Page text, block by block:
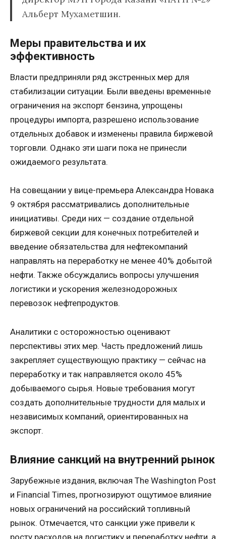
Альберт Мухаметшин.
Меры правительства и их
эффективность
Власти предприняли ряд экстренных мер для
стабилизации ситуации. Были введены временные
ограничения на экспорт бензина, упрощены
процедуры импорта, разрешено использование
отдельных добавок и изменены правила биржевой
торговли. Однако эти шаги пока не принесли
ожидаемого результата.
На совещании у вице-премьера Александра Новака
9 октября рассматривались дополнительные
инициативы. Среди них — создание отдельной
биржевой секции для конечных потребителей и
введение обязательства для нефтекомпаний
направлять на переработку не менее 40% добытой
нефти. Также обсуждались вопросы улучшения
логистики и ускорения железнодорожных
перевозок нефтепродуктов.
Аналитики с осторожностью оценивают
перспективы этих мер. Часть предложений лишь
закрепляет существующую практику — сейчас на
переработку и так направляется около 45%
добываемого сырья. Новые требования могут
создать дополнительные трудности для малых и
независимых компаний, ориентированных на
экспорт.
Влияние санкций на внутренний рынок
Зарубежные издания, включая The Washington Post
и Financial Times, прогнозируют ощутимое влияние
новых ограничений на российский топливный
рынок. Отмечается, что санкции уже привели к
росту расходов на логистику и переработку нефти, а